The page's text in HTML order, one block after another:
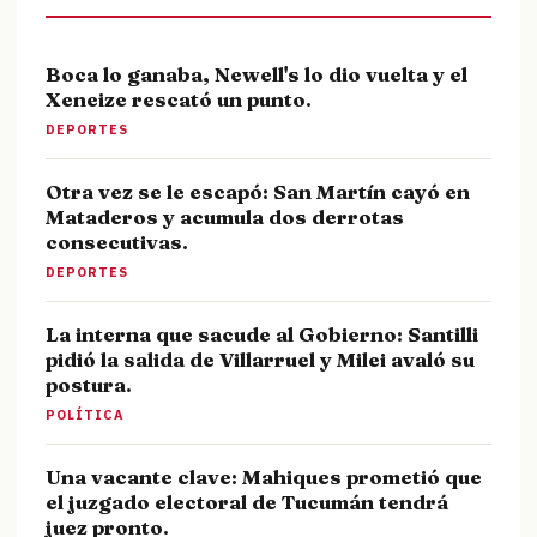
Boca lo ganaba, Newell's lo dio vuelta y el
Xeneize rescató un punto.
DEPORTES
Otra vez se le escapó: San Martín cayó en
Mataderos y acumula dos derrotas
consecutivas.
DEPORTES
La interna que sacude al Gobierno: Santilli
pidió la salida de Villarruel y Milei avaló su
postura.
POLÍTICA
Una vacante clave: Mahiques prometió que
el juzgado electoral de Tucumán tendrá
juez pronto.